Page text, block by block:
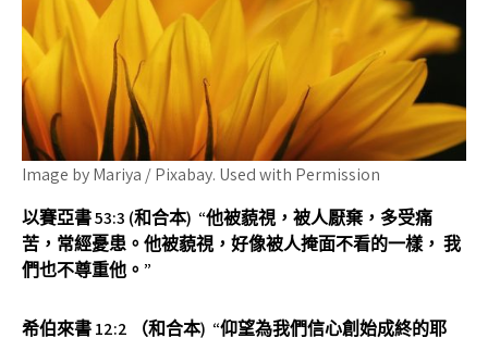
Image by Mariya / Pixabay. Used with Permission
以賽亞書53:3 (和合本) “他被藐視，被人厭棄，多受痛
苦，常經憂患。他被藐視，好像被人掩面不看的一樣， 我
們也不尊重他。 ”
希伯來書12:2 （和合本) “仰望為我們信心創始成終的耶